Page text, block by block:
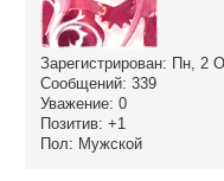
Зарегистрирован: Пн, 2
Сообщений: 339
Уважение: 0
Позитив: +1
Пол: Мужской